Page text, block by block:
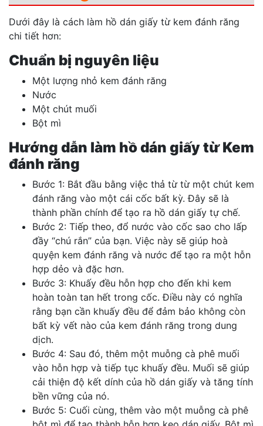
Dưới đây là cách làm hồ dán giấy từ kem đánh răng
chi tiết hơn:
Chuẩn bị nguyên liệu
Một lượng nhỏ kem đánh răng
Nước
Một chút muối
Bột mì
Hướng dẫn làm hồ dán giấy từ Kem
đánh răng
Bước 1: Bắt đầu bằng việc thả từ từ một chút kem
đánh răng vào một cái cốc bất kỳ. Đây sẽ là
thành phần chính để tạo ra hồ dán giấy tự chế.
Bước 2: Tiếp theo, đổ nước vào cốc sao cho lấp
đầy “chú rắn” của bạn. Việc này sẽ giúp hoà
quyện kem đánh răng và nước để tạo ra một hỗn
hợp dẻo và đặc hơn.
Bước 3: Khuấy đều hỗn hợp cho đến khi kem
hoàn toàn tan hết trong cốc. Điều này có nghĩa
rằng bạn cần khuấy đều để đảm bảo không còn
bất kỳ vết nào của kem đánh răng trong dung
dịch.
Bước 4: Sau đó, thêm một muỗng cà phê muối
vào hỗn hợp và tiếp tục khuấy đều. Muối sẽ giúp
cải thiện độ kết dính của hồ dán giấy và tăng tính
bền vững của nó.
Bước 5: Cuối cùng, thêm vào một muỗng cà phê